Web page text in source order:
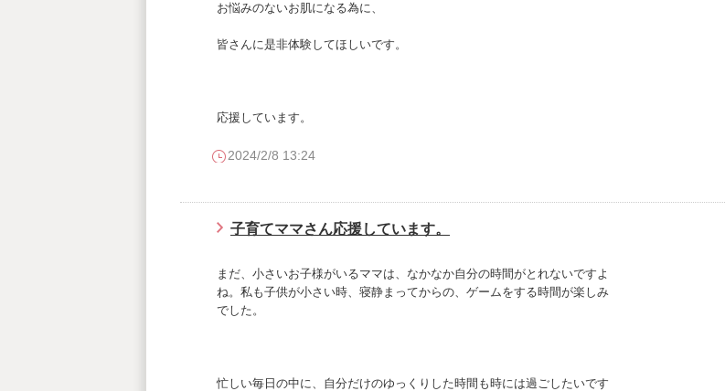
お悩みのないお肌になる為に、
皆さんに是非体験してほしいです。
応援しています。
2024/2/8 13:24
子育てママさん応援しています。
まだ、小さいお子様がいるママは、なかなか自分の時間がとれないですよ
ね。私も子供が小さい時、寝静まってからの、ゲームをする時間が楽しみ
でした。
忙しい毎日の中に、自分だけのゆっくりした時間も時には過ごしたいです